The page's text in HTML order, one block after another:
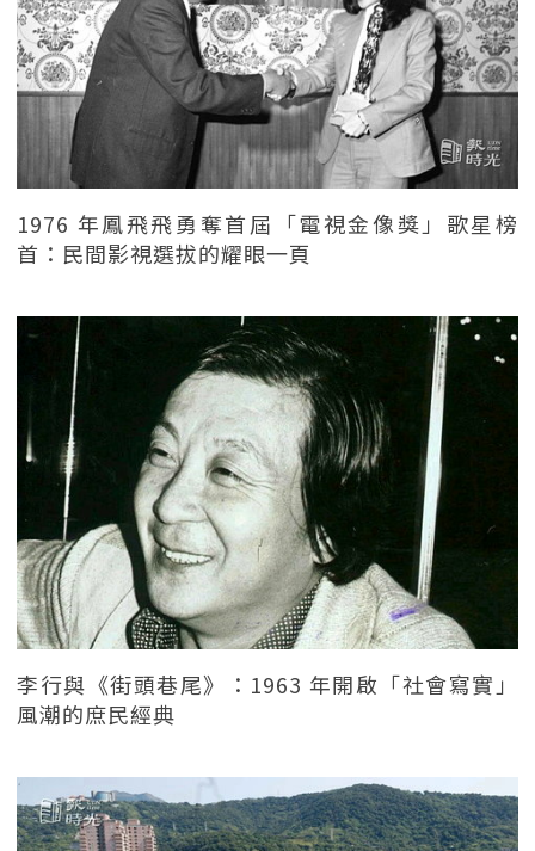
1976 年鳳飛飛勇奪首屆「電視金像獎」歌星榜
首：民間影視選拔的耀眼一頁
李行與《街頭巷尾》：1963 年開啟「社會寫實」
風潮的庶民經典